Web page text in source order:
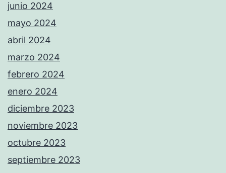
junio 2024
mayo 2024
abril 2024
marzo 2024
febrero 2024
enero 2024
diciembre 2023
noviembre 2023
octubre 2023
septiembre 2023